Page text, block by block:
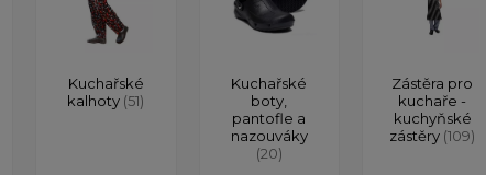
Kuchařské
kalhoty (51)
Kuchařské
boty,
pantofle a
nazouváky
(20)
Zástěra pro
kuchaře -
kuchyňské
zástěry (109)